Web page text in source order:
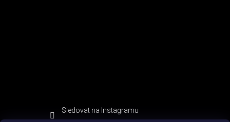
Sledovat na Instagramu